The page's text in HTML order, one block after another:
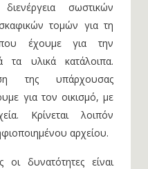
σωστικών
τομών για τη
έχουμε για την
υλικά κατάλοιπα.
της υπάρχουσας
για τον οικισμό, με
Κρίνεται λοιπόν
αρχείου.
οι δυνατότητες είναι